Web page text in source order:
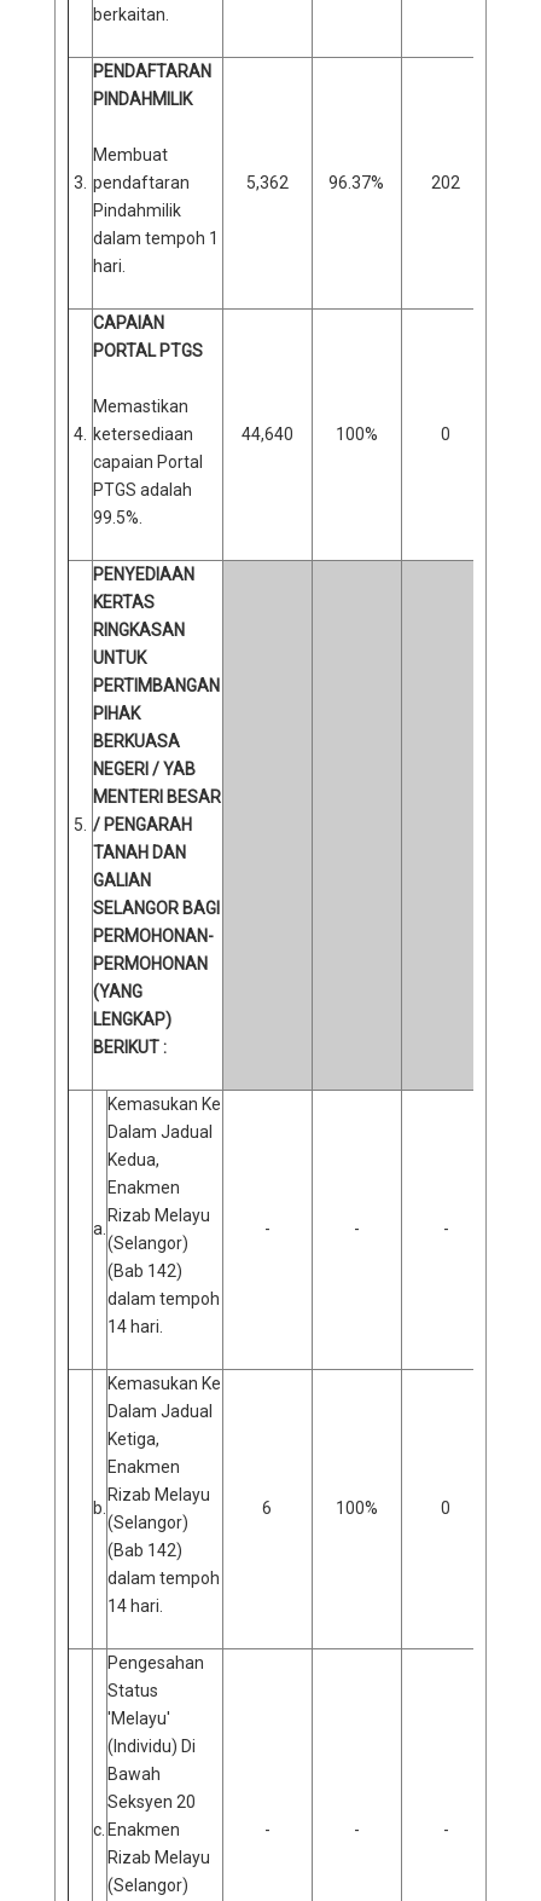
berkaitan.
3.
PENDAFTARAN
PINDAHMILIK
Membuat
pendaftaran
Pindahmilik
dalam tempoh 1
hari.
5,362 96.37% 202
4.
CAPAIAN
PORTAL PTGS
Memastikan
ketersediaan
capaian Portal
PTGS adalah
99.5%.
44,640 100% 0
5.
PENYEDIAAN
KERTAS
RINGKASAN
UNTUK
PERTIMBANGAN
PIHAK
BERKUASA
NEGERI / YAB
MENTERI BESAR
/ PENGARAH
TANAH DAN
GALIAN
SELANGOR BAGI
PERMOHONAN-
PERMOHONAN
(YANG
LENGKAP)
BERIKUT :
a.
Kemasukan Ke
Dalam Jadual
Kedua,
Enakmen
Rizab Melayu
(Selangor)
(Bab 142)
dalam tempoh
14 hari.
- - -
b.
Kemasukan Ke
Dalam Jadual
Ketiga,
Enakmen
Rizab Melayu
(Selangor)
(Bab 142)
dalam tempoh
14 hari.
6 100% 0
c.
Pengesahan
Status
'Melayu'
(Individu) Di
Bawah
Seksyen 20
Enakmen
Rizab Melayu
(Selangor)
- - -